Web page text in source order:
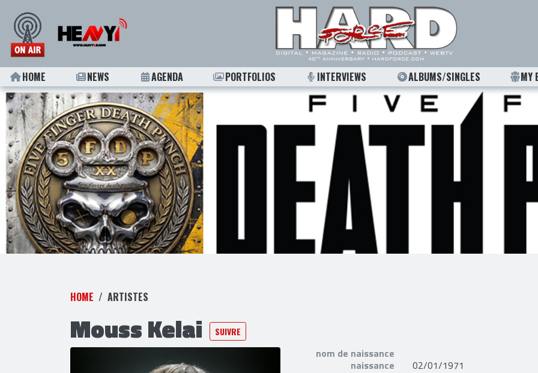
HOME NEWS AGENDA PORTFOLIOS INTERVIEWS ALBUMS/SINGLES MY
HOME ARTISTES
Mouss Kelai SUIVRE
nom de naissance
naissance
02/01/1971